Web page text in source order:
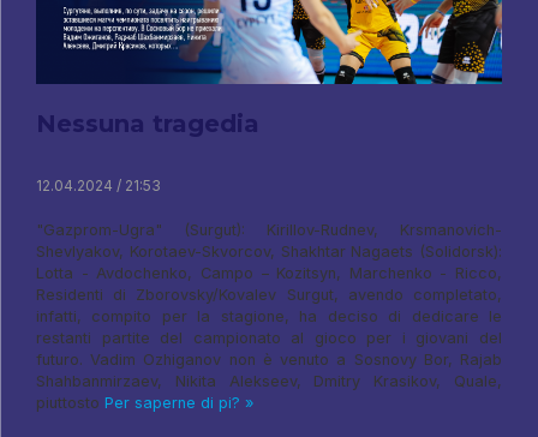
Nessuna tragedia
12.04.2024 / 21:53
"Gazprom-Ugra" (Surgut): Kirillov-Rudnev, Krsmanovich-
Shevlyakov, Korotaev-Skvorcov, Shakhtar Nagaets (Solidorsk):
Lotta - Avdochenko, Campo – Kozitsyn, Marchenko - Ricco,
Residenti di Zborovsky/Kovalev Surgut, avendo completato,
infatti, compito per la stagione, ha deciso di dedicare le
restanti partite del campionato al gioco per i giovani del
futuro. Vadim Ozhiganov non è venuto a Sosnovy Bor, Rajab
Shahbanmirzaev, Nikita Alekseev, Dmitry Krasikov, Quale,
piuttosto Per saperne di pi? »